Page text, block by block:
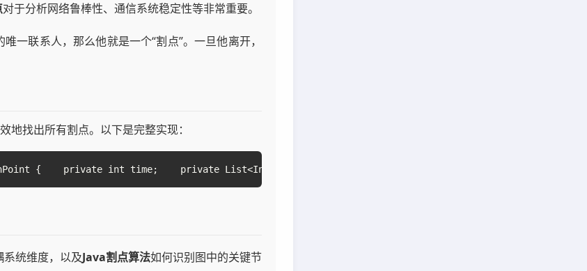
对于分析网络鲁棒性、通信系统稳定性等非常重要。
一联系人，那么他就是一个“割点”。一旦他离开，
地找出所有割点。以下是完整实现：
{    private int time;    private List<Integer>[] graph;    private boolean[]
系统维度，以及Java割点算法如何识别图中的关键节